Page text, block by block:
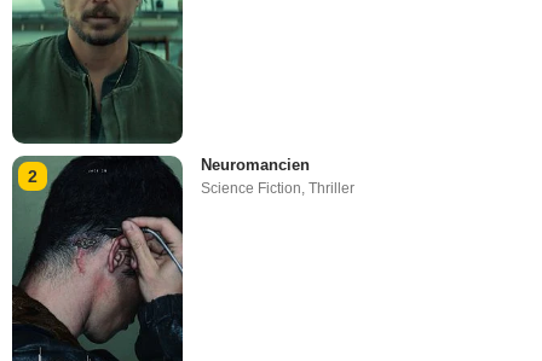
2
Neuromancien
Science Fiction,Thriller